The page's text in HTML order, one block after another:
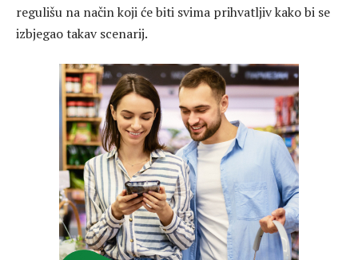
regulišu na način koji će biti svima prihvatljiv kako bi se
izbjegao takav scenarij.